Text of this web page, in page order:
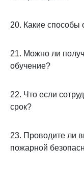
20. Какие способы
21. Можно ли
обучение?
22. Что если
срок?
23. Проводите ли
пожарной